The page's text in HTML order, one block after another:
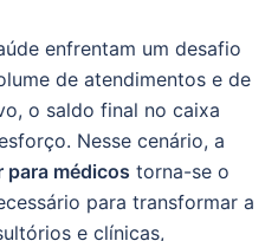
enfrentam um desafio
de atendimentos e de
o saldo final no caixa
Nesse cenário, a
para médicos torna-se o
para transformar a
e clínicas,